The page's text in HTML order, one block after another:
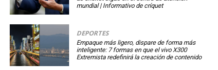
mundial | Informativo de críquet
DEPORTES
Empaque más ligero, dispare de forma más
inteligente: 7 formas en que el vivo X300
Extremista redefinirá la creación de contenido